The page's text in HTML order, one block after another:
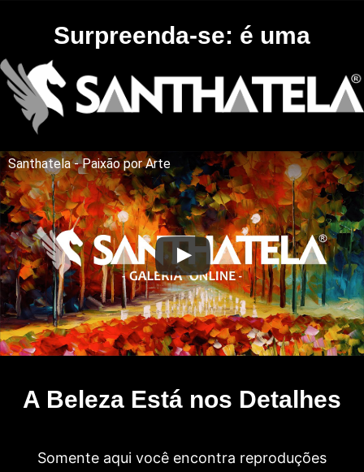
Surpreenda-se: é uma
Santhatela - Paixão por Arte
A Beleza Está nos Detalhes
Somente aqui você encontra reproduções